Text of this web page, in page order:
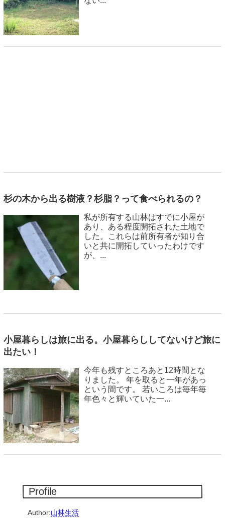
杉の木から出る樹液？杉脂？って食べられるの？
私が所有する山林はすでに小屋が
あり、ある程度開拓された土地で
した。これらは前所有者が知り合
いと共に開拓していったわけです
が、...
小屋暮らしは旅に出る。小屋暮らししてないけど旅に
出たい！
今年も残すところあと12時間とな
りました。 年を取ると一年があっ
という間です。 若いころは毎年毎
年色々と輝いていた一...
Profile
Author:山林生活